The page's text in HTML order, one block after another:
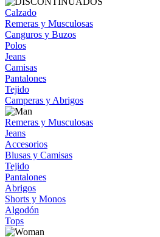
Calzado
Remeras y Musculosas
Canguros y Buzos
Polos
Jeans
Camisas
Pantalones
Tejido
Camperas y Abrigos
Remeras y Musculosas
Jeans
Accesorios
Blusas y Camisas
Tejido
Pantalones
Abrigos
Shorts y Monos
Algodón
Tops